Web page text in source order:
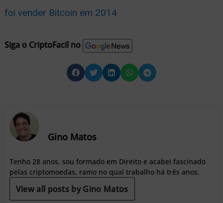
foi vender Bitcoin em 2014
Siga o CriptoFacil no
Gino Matos
Tenho 28 anos, sou formado em Direito e acabei fascinado
pelas criptomoedas, ramo no qual trabalho há três anos.
View all posts by Gino Matos